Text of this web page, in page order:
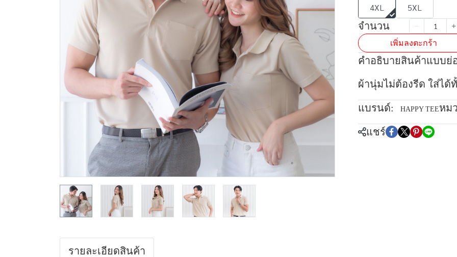
4XL 5XL
จำนวน
เพิ่มลงตะกร้า
คำอธิบายสินค้าแบบย่
ผ้านุ่มไม่ต้องรีด ใส่ได้
แบรนด์: HAPPY TEEหม
แชร์
รายละเอียดสินค้า